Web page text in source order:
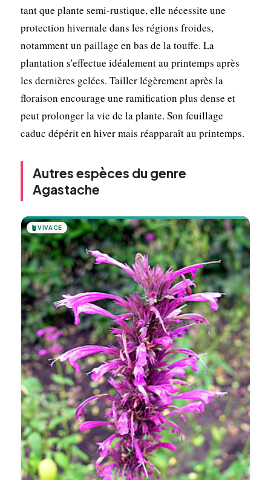
tant que plante semi-rustique, elle nécessite une
protection hivernale dans les régions froides,
notamment un paillage en bas de la touffe. La
plantation s'effectue idéalement au printemps après
les dernières gelées. Tailler légèrement après la
floraison encourage une ramification plus dense et
peut prolonger la vie de la plante. Son feuillage
caduc dépérit en hiver mais réapparaît au printemps.
Autres espèces du genre
Agastache
🪴VIVACE